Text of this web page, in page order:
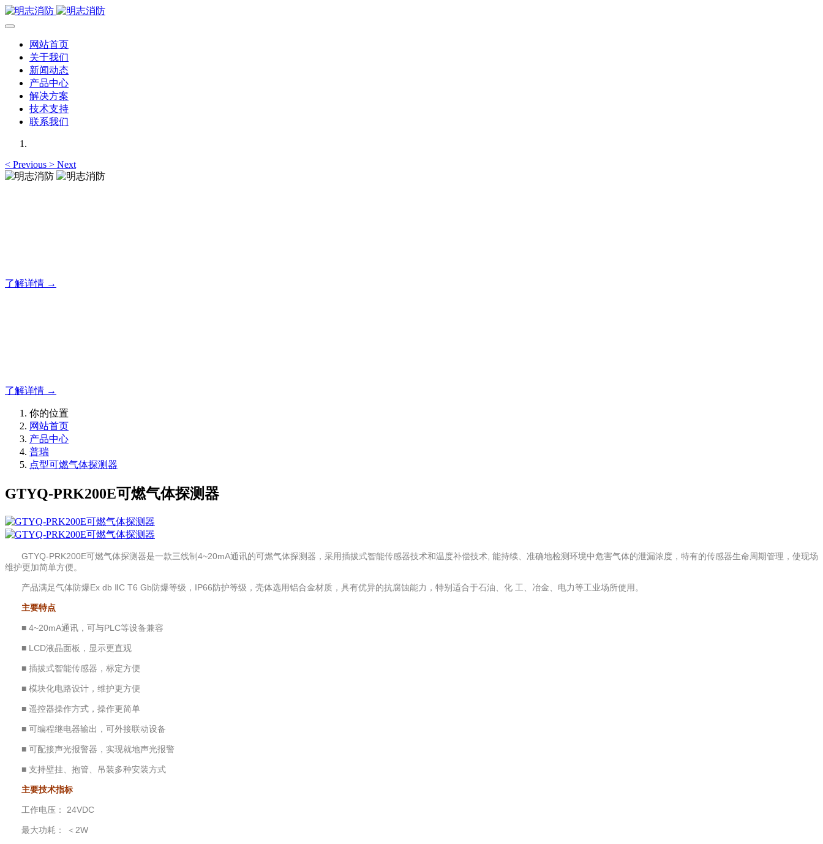
网站首页
关于我们
新闻动态
产品中心
解决方案
技术支持
联系我们
< Previous > Next
了解详情 →
了解详情 →
你的位置
网站首页
产品中心
普瑞
点型可燃气体探测器
GTYQ-PRK200E可燃气体探测器
GTYQ-PRK200E可燃气体探测器是一款三线制4~20mA通讯的可燃气体探测器，采用插拔式智能传感器技术和温度补偿技术, 能持续、准确地检测环境中危害气体的泄漏浓度，特有的传感器生命周期管理，使现场
维护更加简单方便。
产品满足气体防爆Ex db ⅡC T6 Gb防爆等级，IP66防护等级，壳体选用铝合金材质，具有优异的抗腐蚀能力，特别适合于石油、化 工、冶金、电力等工业场所使用。
主要特点
■ 4~20mA通讯，可与PLC等设备兼容
■ LCD液晶面板，显示更直观
■ 插拔式智能传感器，标定方便
■ 模块化电路设计，维护更方便
■ 遥控器操作方式，操作更简单
■ 可编程继电器输出，可外接联动设备
■ 可配接声光报警器，实现就地声光报警
■ 支持壁挂、抱管、吊装多种安装方式
主要技术指标
工作电压： 24VDC
最大功耗： ＜2W